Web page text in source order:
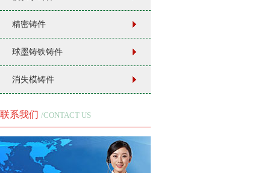
精密铸件
球墨铸铁铸件
消失模铸件
联系我们 /CONTACT US